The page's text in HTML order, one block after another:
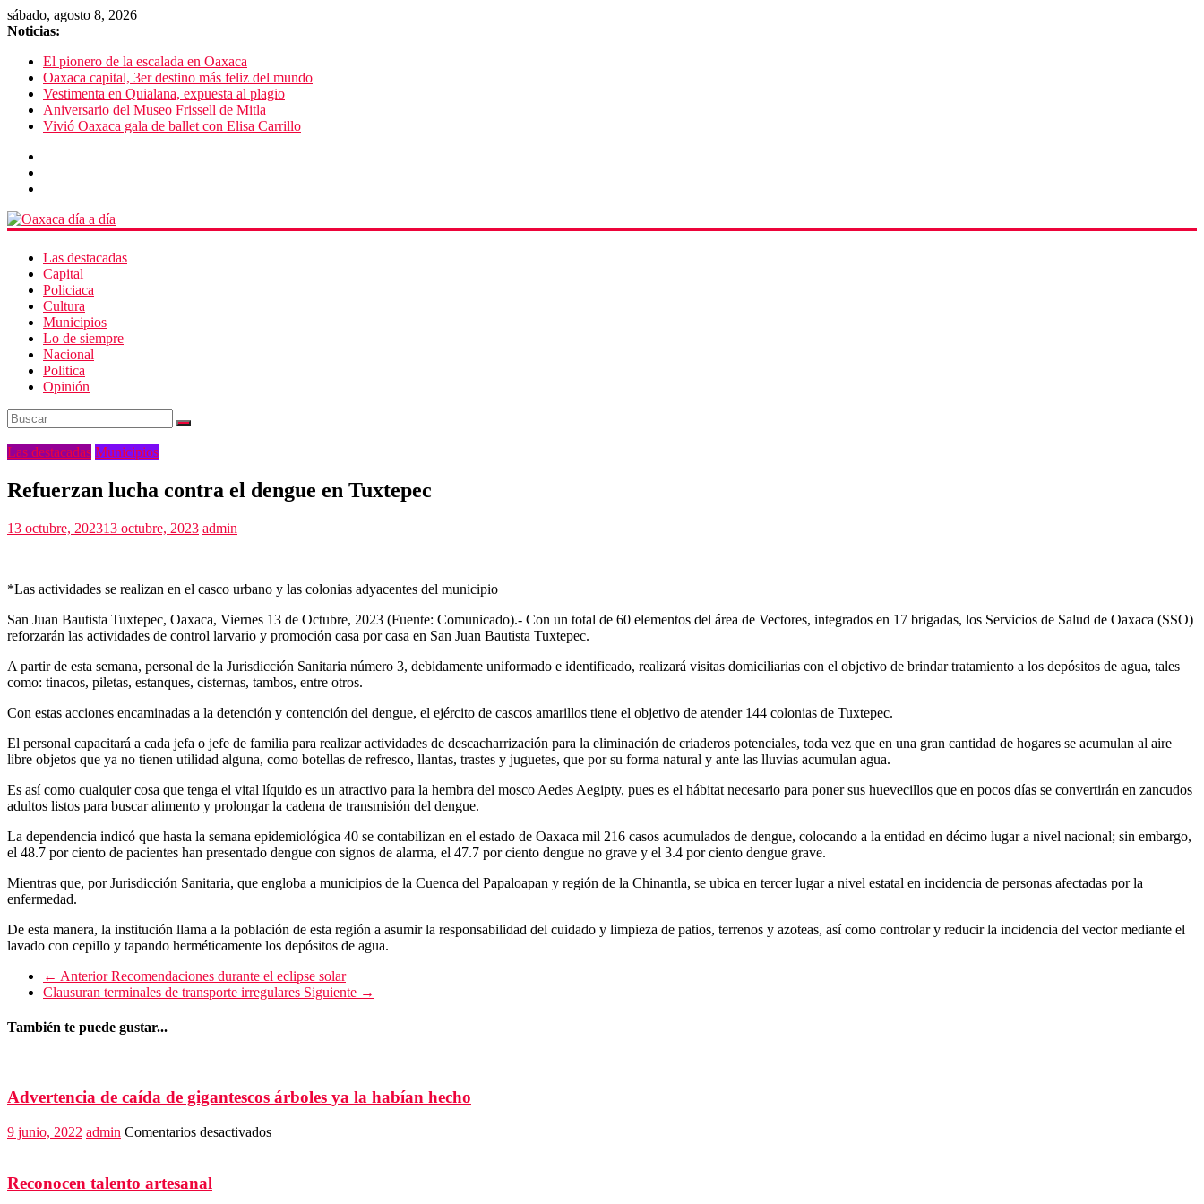
sábado, agosto 8, 2026
Noticias:
El pionero de la escalada en Oaxaca
Oaxaca capital, 3er destino más feliz del mundo
Vestimenta en Quialana, expuesta al plagio
Aniversario del Museo Frissell de Mitla
Vivió Oaxaca gala de ballet con Elisa Carrillo
Las destacadas
Capital
Policiaca
Cultura
Municipios
Lo de siempre
Nacional
Politica
Opinión
Las destacadas Municipios
Refuerzan lucha contra el dengue en Tuxtepec
13 octubre, 202313 octubre, 2023 admin
*Las actividades se realizan en el casco urbano y las colonias adyacentes del municipio
San Juan Bautista Tuxtepec, Oaxaca, Viernes 13 de Octubre, 2023 (Fuente: Comunicado).- Con un total de 60 elementos del área de Vectores, integrados en 17 brigadas, los Servicios de Salud de Oaxaca (SSO)
reforzarán las actividades de control larvario y promoción casa por casa en San Juan Bautista Tuxtepec.
A partir de esta semana, personal de la Jurisdicción Sanitaria número 3, debidamente uniformado e identificado, realizará visitas domiciliarias con el objetivo de brindar tratamiento a los depósitos de agua, tales
como: tinacos, piletas, estanques, cisternas, tambos, entre otros.
Con estas acciones encaminadas a la detención y contención del dengue, el ejército de cascos amarillos tiene el objetivo de atender 144 colonias de Tuxtepec.
El personal capacitará a cada jefa o jefe de familia para realizar actividades de descacharrización para la eliminación de criaderos potenciales, toda vez que en una gran cantidad de hogares se acumulan al aire
libre objetos que ya no tienen utilidad alguna, como botellas de refresco, llantas, trastes y juguetes, que por su forma natural y ante las lluvias acumulan agua.
Es así como cualquier cosa que tenga el vital líquido es un atractivo para la hembra del mosco Aedes Aegipty, pues es el hábitat necesario para poner sus huevecillos que en pocos días se convertirán en zancudos
adultos listos para buscar alimento y prolongar la cadena de transmisión del dengue.
La dependencia indicó que hasta la semana epidemiológica 40 se contabilizan en el estado de Oaxaca mil 216 casos acumulados de dengue, colocando a la entidad en décimo lugar a nivel nacional; sin embargo,
el 48.7 por ciento de pacientes han presentado dengue con signos de alarma, el 47.7 por ciento dengue no grave y el 3.4 por ciento dengue grave.
Mientras que, por Jurisdicción Sanitaria, que engloba a municipios de la Cuenca del Papaloapan y región de la Chinantla, se ubica en tercer lugar a nivel estatal en incidencia de personas afectadas por la
enfermedad.
De esta manera, la institución llama a la población de esta región a asumir la responsabilidad del cuidado y limpieza de patios, terrenos y azoteas, así como controlar y reducir la incidencia del vector mediante el
lavado con cepillo y tapando herméticamente los depósitos de agua.
← AnteriorRecomendaciones durante el eclipse solar
Clausuran terminales de transporte irregulares Siguiente →
También te puede gustar...
Advertencia de caída de gigantescos árboles ya la habían hecho
9 junio, 2022 admin Comentarios desactivadosen
Reconocen talento artesanal